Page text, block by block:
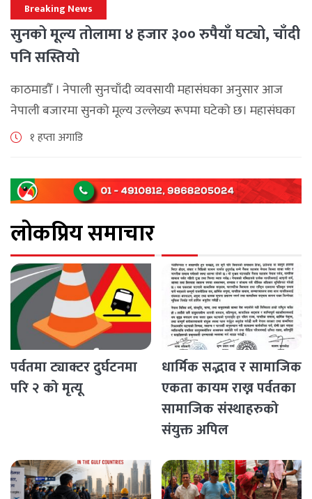
Breaking News
सुनको मूल्य तोलामा ४ हजार ३०० रुपैयाँ घट्यो, चाँदी
पनि सस्तियो
काठमाडौँ । नेपाली सुनचाँदी व्यवसायी महासंघका अनुसार आज
नेपाली बजारमा सुनको मूल्य उल्लेख्य रूपमा घटेको छ। महासंघका
अनुसार छापावाल सुनको मूल्य आज प्रतितोला दुई लाख ८४ हजार
१ हप्ता अगाडि
लोकप्रिय समाचार
पर्वतमा ट्याक्टर दुर्घटनमा
परि २ को मृत्यू
धार्मिक सद्भाव र सामाजिक
एकता कायम राख्न पर्वतका
सामाजिक संस्थाहरुको
संयुक्त अपिल